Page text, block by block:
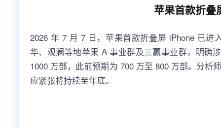
苹果首款折
2026 年 7 月 7 日，苹果首款折叠屏 iPhone 已
华、观澜等地苹果 A 事业群及三赢事业群，明确
1000 万部，此前预期为 700 万至 800 万部。分析
应紧张将持续至年底。